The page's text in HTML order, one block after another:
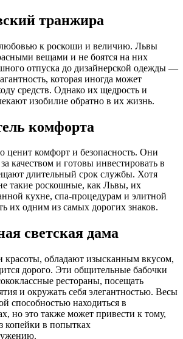
транжира
любовью к роскоши и величию. Львы
вещами и не боятся на них
отпуска до дизайнерской одежды —
которая иногда может
средств. Однако их щедрость и
изобилие обратно в их жизнь.
комфорта
ценит комфорт и безопасность. Они
качеством и готовы инвестировать в
длительный срок службы. Хотя
такие роскошные, как Львы, их
кухне, спа-процедурам и элитной
их одним из самых дорогих знаков.
светская дама
красоты, обладают изысканным вкусом,
дорого. Эти общительные бабочки
рестораны, посещать
и окружать себя элегантностью. Весы
способностью находиться в
но это также может привести к тому,
копейки в попытках